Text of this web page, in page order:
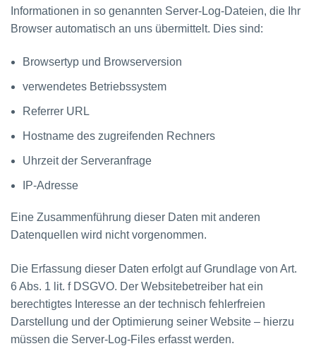
Informationen in so genannten Server-Log-Dateien, die Ihr
Browser automatisch an uns übermittelt. Dies sind:
Browsertyp und Browserversion
verwendetes Betriebssystem
Referrer URL
Hostname des zugreifenden Rechners
Uhrzeit der Serveranfrage
IP-Adresse
Eine Zusammenführung dieser Daten mit anderen
Datenquellen wird nicht vorgenommen.
Die Erfassung dieser Daten erfolgt auf Grundlage von Art.
6 Abs. 1 lit. f DSGVO. Der Websitebetreiber hat ein
berechtigtes Interesse an der technisch fehlerfreien
Darstellung und der Optimierung seiner Website – hierzu
müssen die Server-Log-Files erfasst werden.